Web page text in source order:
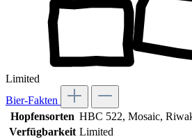
Limited
Bier-Fakten
Hopfensorten HBC 522, Mosaic,
Verfügbarkeit Limited